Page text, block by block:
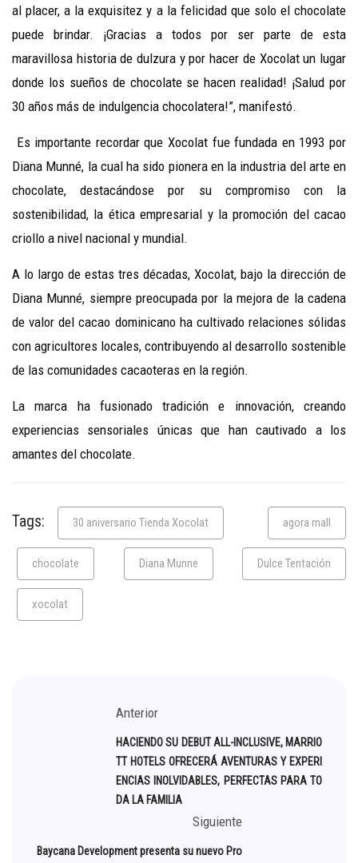
al placer, a la exquisitez y a la felicidad que solo el chocolate
puede brindar. ¡Gracias a todos por ser parte de esta
maravillosa historia de dulzura y por hacer de Xocolat un lugar
donde los sueños de chocolate se hacen realidad! ¡Salud por
30 años más de indulgencia chocolatera!”, manifestó.
Es importante recordar que Xocolat fue fundada en 1993 por
Diana Munné, la cual ha sido pionera en la industria del arte en
chocolate, destacándose por su compromiso con la
sostenibilidad, la ética empresarial y la promoción del cacao
criollo a nivel nacional y mundial.
A lo largo de estas tres décadas, Xocolat, bajo la dirección de
Diana Munné, siempre preocupada por la mejora de la cadena
de valor del cacao dominicano ha cultivado relaciones sólidas
con agricultores locales, contribuyendo al desarrollo sostenible
de las comunidades cacaoteras en la región.
La marca ha fusionado tradición e innovación, creando
experiencias sensoriales únicas que han cautivado a los
amantes del chocolate.
Tags: 30 aniversario Tienda Xocolat agora mall
chocolate Diana Munne Dulce Tentación
xocolat
Anterior
HACIENDO SU DEBUT ALL-INCLUSIVE, MARRIO
TT HOTELS OFRECERÁ AVENTURAS Y EXPERI
ENCIAS INOLVIDABLES, PERFECTAS PARA TO
DA LA FAMILIA
Siguiente
Baycana Development presenta su nuevo Pro